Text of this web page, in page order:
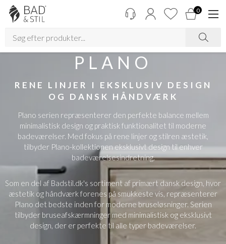
0
PLANO
RENE LINJER I EKSKLUSIV DESIGN
OG DANSK HÅNDVÆRK
Plano serien repræsenterer den perfekte balance mellem
minimalistisk design og praktisk funktionalitet til moderne
badeværelser. Med fokus på rene linjer og stilren æstetik,
tilbyder Plano-kollektionen eksklusivt design til enhver
badeværelsesindretning.
Som en del af Badstil.dk's sortiment af primært dansk design, hvor
æstetik og håndværk forenes på smukkeste vis, repræsenterer
Plano det bedste inden for moderne bruseløsninger. Serien
tilbyder bruseafskærmninger med minimalistisk og eksklusivt
design, der er perfekte til alle typer badeværelser.